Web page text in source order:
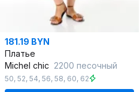
181.19 BYN
Платье
Michel chic 2200 песочный
50, 52, 54, 56, 58, 60, 62